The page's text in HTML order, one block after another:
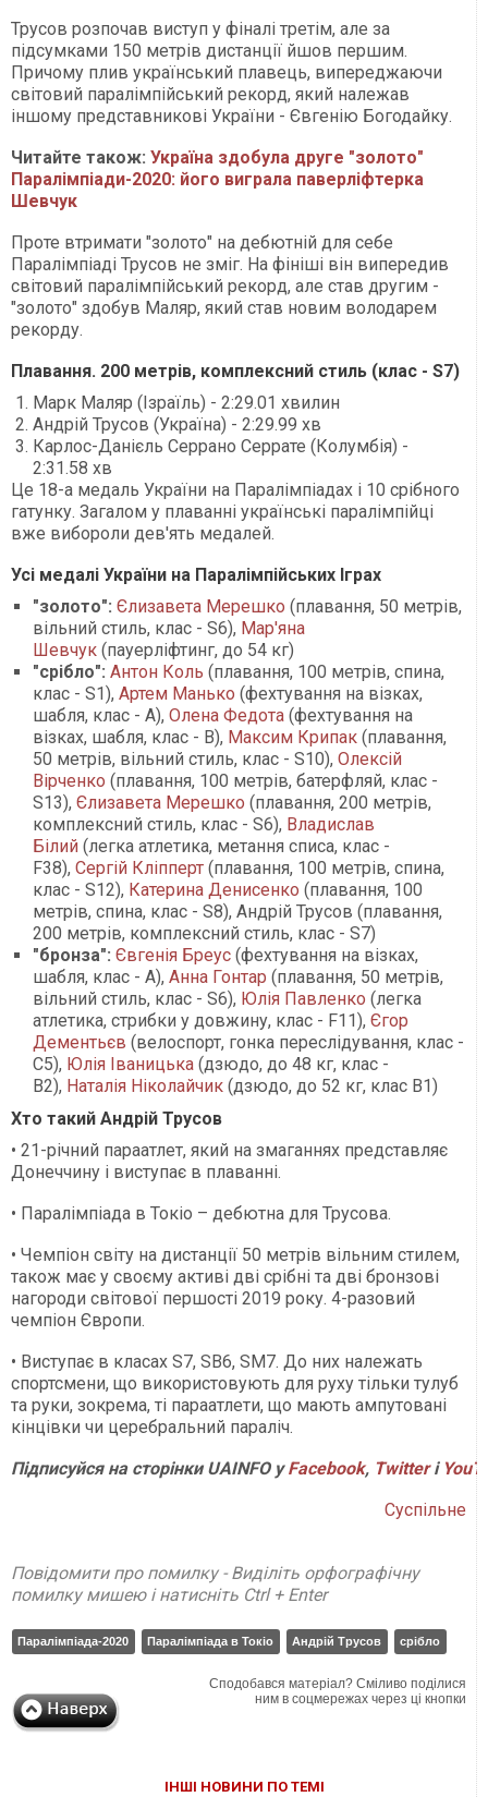
Трусов розпочав виступ у фіналі третім, але за
підсумками 150 метрів дистанції йшов першим.
Причому плив український плавець, випереджаючи
світовий паралімпійський рекорд, який належав
іншому представникові України - Євгенію Богодайку.
Читайте також: Україна здобула друге "золото"
Паралімпіади-2020: його виграла паверліфтерка
Шевчук
Проте втримати "золото" на дебютній для себе
Паралімпіаді Трусов не зміг. На фініші він випередив
світовий паралімпійський рекорд, але став другим -
"золото" здобув Маляр, який став новим володарем
рекорду.
Плавання. 200 метрів, комплексний стиль (клас - S7)
Марк Маляр (Ізраїль) - 2:29.01 хвилин
Андрій Трусов (Україна) - 2:29.99 хв
Карлос-Данієль Серрано Серрате (Колумбія) -
2:31.58 хв
Це 18-а медаль України на Паралімпіадах і 10 срібного
гатунку. Загалом у плаванні українські паралімпійці
вже вибороли дев'ять медалей.
Усі медалі України на Паралімпійських Іграх
"золото": Єлизавета Мерешко (плавання, 50 метрів,
вільний стиль, клас - S6), Мар'яна
Шевчук (пауерліфтинг, до 54 кг)
"срібло": Антон Коль (плавання, 100 метрів, спина,
клас - S1), Артем Манько (фехтування на візках,
шабля, клас - А), Олена Федота (фехтування на
візках, шабля, клас - B), Максим Крипак (плавання,
50 метрів, вільний стиль, клас - S10), Олексій
Вірченко (плавання, 100 метрів, батерфляй, клас -
S13), Єлизавета Мерешко (плавання, 200 метрів,
комплексний стиль, клас - S6), Владислав
Білий (легка атлетика, метання списа, клас -
F38), Сергій Кліпперт (плавання, 100 метрів, спина,
клас - S12), Катерина Денисенко (плавання, 100
метрів, спина, клас - S8), Андрій Трусов (плавання,
200 метрів, комплексний стиль, клас - S7)
"бронза": Євгенія Бреус (фехтування на візках,
шабля, клас - А), Анна Гонтар (плавання, 50 метрів,
вільний стиль, клас - S6), Юлія Павленко (легка
атлетика, стрибки у довжину, клас - F11), Єгор
Дементьєв (велоспорт, гонка переслідування, клас -
С5), Юлія Іваницька (дзюдо, до 48 кг, клас -
B2), Наталія Ніколайчик (дзюдо, до 52 кг, клас B1)
Хто такий Андрій Трусов
• 21-річний параатлет, який на змаганнях представляє
Донеччину і виступає в плаванні.
• Паралімпіада в Токіо – дебютна для Трусова.
• Чемпіон світу на дистанції 50 метрів вільним стилем,
також має у своєму активі дві срібні та дві бронзові
нагороди світової першості 2019 року. 4-разовий
чемпіон Європи.
• Виступає в класах S7, SB6, SM7. До них належать
спортсмени, що використовують для руху тільки тулуб
та руки, зокрема, ті параатлети, що мають ампутовані
кінцівки чи церебральний параліч.
Підписуйся на сторінки UAINFO уFacebook, Twitterі
Суспільне
Повідомити про помилку - Виділіть орфографічну
помилку мишею і натисніть Ctrl + Enter
Паралімпіада-2020 Паралімпіада в Токіо Андрій Трусов срібло
Сподобався матеріал? Сміливо поділися
ним в соцмережах через ці кнопки
ІНШІ НОВИНИ ПО ТЕМІ